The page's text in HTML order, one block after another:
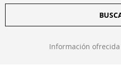
Información